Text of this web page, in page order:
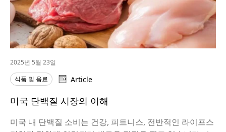
2025년 5월 23일
식품 및 음료
Article
미국 단백질 시장의 이해
미국 내 단백질 소비는 건강, 피트니스, 전반적인 라이프스